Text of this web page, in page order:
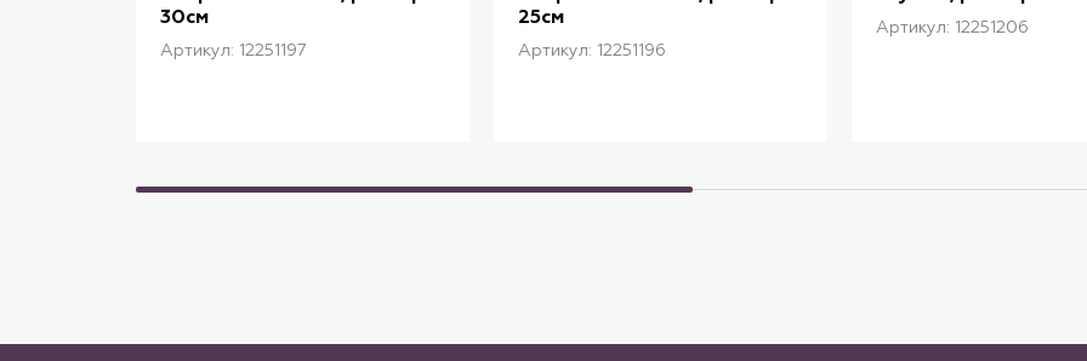
30см
Артикул: 12251197
25см
Артикул: 12251196
Артикул: 12251206